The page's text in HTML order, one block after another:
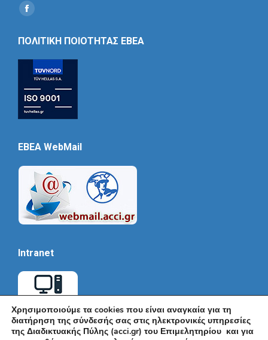
Find us on:
Social
ΠΟΛΙΤΙΚΗ ΠΟΙΟΤΗΤΑΣ ΕΒΕΑ
EBEA WebMail
Intranet
Χρησιμοποιούμε τα cookies που είναι αναγκαία για τη
διατήρηση της σύνδεσής σας στις ηλεκτρονικές υπηρεσίες
της Διαδικτυακής Πύλης (acci.gr) του Επιμελητηρίου και για